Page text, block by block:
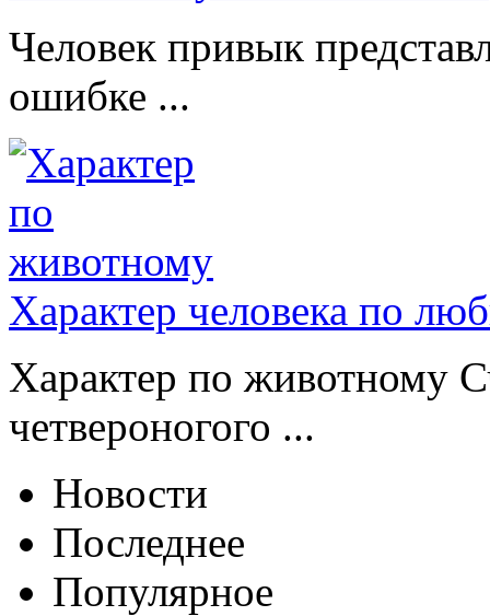
Человек привык
ошибке ...
Характер человека по
Характер по животному
четвероногого ...
Новости
Последнее
Популярное